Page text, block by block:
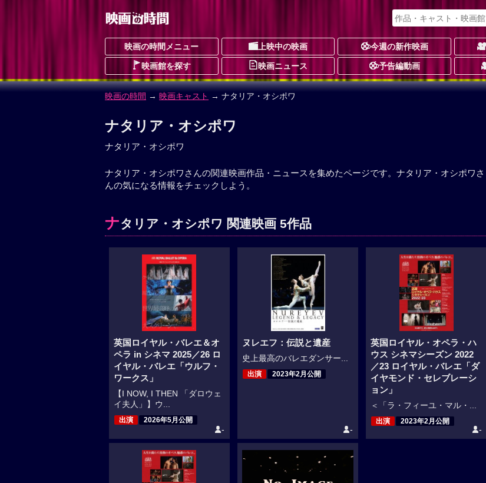
映画の時間メニュー 上映中の映画 今週の新作映画
映画館を探す 映画ニュース 予告編動画
映画の時間 → 映画キャスト → ナタリア・オシポワ
ナタリア・オシポワ
ナタリア・オシポワ
ナタリア・オシポワさんの関連映画作品・ニュースを集めたページです。ナタリア・オシポワさ
んの気になる情報をチェックしよう。
ナタリア・オシポワ 関連映画 5作品
英国ロイヤル・バレエ＆オ
ペラ in シネマ 2025／26 ロ
イヤル・バレエ「ウルフ・
ワークス」
【I NOW, I THEN 「ダロウェ
イ夫人」】ウ...
出演 2026年5月公開
-
ヌレエフ：伝説と遺産
史上最高のバレエダンサー...
出演 2023年2月公開
-
英国ロイヤル・オペラ・ハ
ウス シネマシーズン 2022
／23 ロイヤル・バレエ「ダ
イヤモンド・セレブレーシ
ョン」
＜「ラ・フィーユ・マル・...
出演 2023年2月公開
-